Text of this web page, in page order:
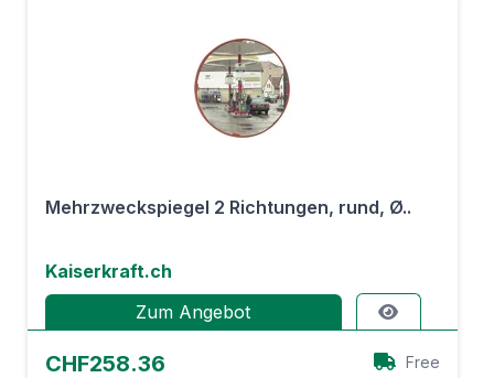
Mehrzweckspiegel 2 Richtungen, rund, Ø..
Kaiserkraft.ch
Zum Angebot
CHF258.36 Free